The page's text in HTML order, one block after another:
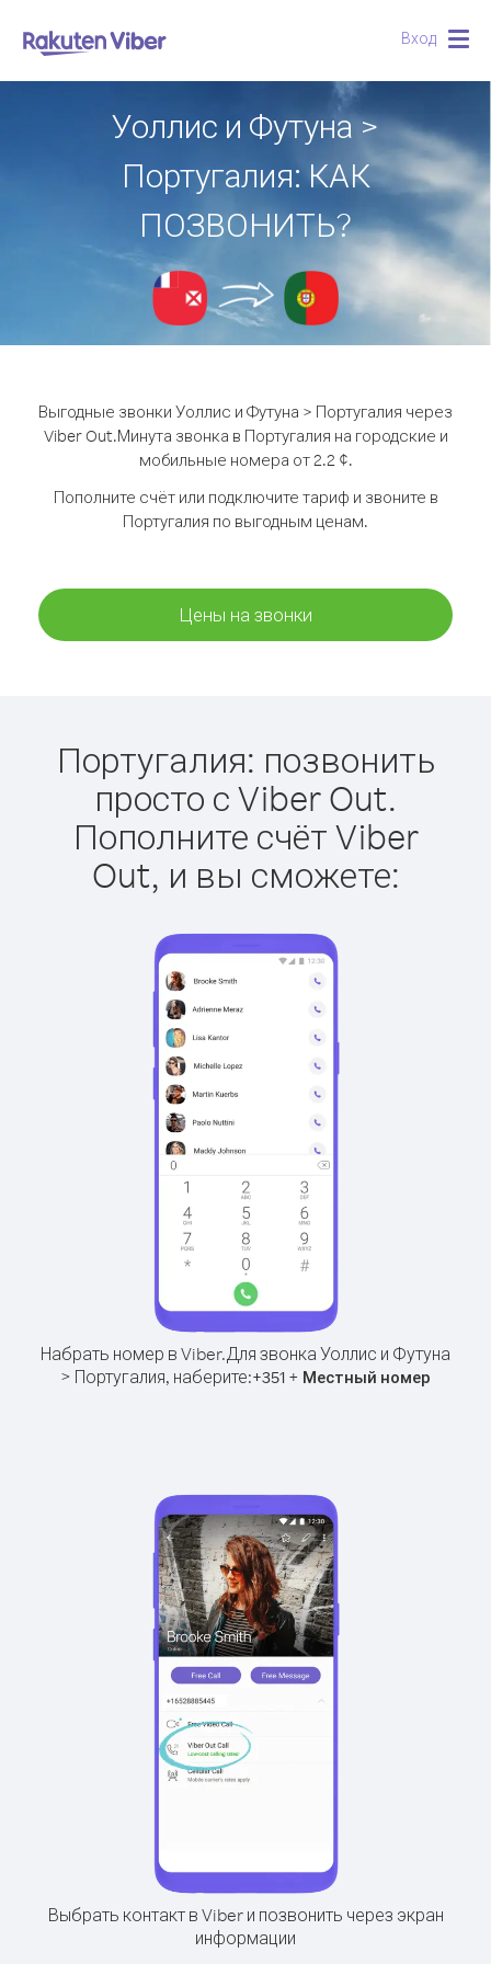
Вход
Уоллис и Футуна >
Португалия: КАК
ПОЗВОНИТЬ?
Выгодные звонки Уоллис и Футуна > Португалия через
Viber Out.Минута звонка в Португалия на городские и
мобильные номера от 2.2 ¢.
Пополните счёт или подключите тариф и звоните в
Португалия по выгодным ценам.
Цены на звонки
Португалия: позвонить
просто с Viber Out.
Пополните счёт Viber
Out, и вы сможете:
Набрать номер в Viber.Для звонка Уоллис и Футуна
> Португалия, наберите:+351 + Местный номер
Выбрать контакт в Viber и позвонить через экран
информации